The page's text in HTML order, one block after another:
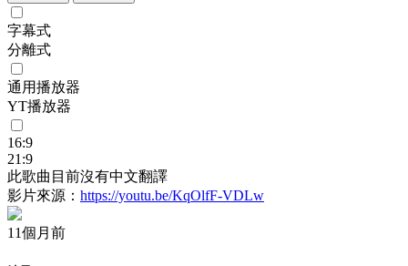
字幕式
分離式
通用播放器
YT播放器
16:9
21:9
此歌曲目前沒有中文翻譯
影片來源： https://youtu.be/KqOlfF-VDLw
11個月前